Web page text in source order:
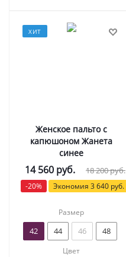
ХИТ
Женское пальто с
капюшоном Жанета
синее
14 560 руб. 18 200руб.
-20% Экономия 3 640 руб.
Размер
42 44 46 48
Цвет